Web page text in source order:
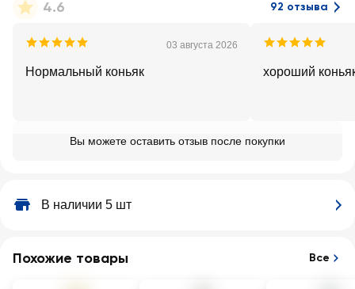
4.6 92 отзыва
03 августа 2026
Нормальный коньяк хороший
Вы можете оставить отзыв после покупки
В наличии 5 шт
Похожие товары Все